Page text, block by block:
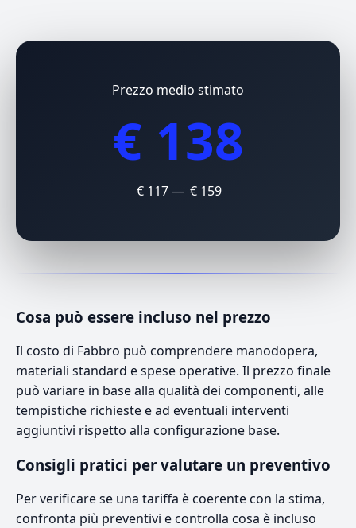
Prezzo medio stimato
€ 138
€ 117 — € 159
Cosa può essere incluso nel prezzo
Il costo di Fabbro può comprendere manodopera,
materiali standard e spese operative. Il prezzo finale
può variare in base alla qualità dei componenti, alle
tempistiche richieste e ad eventuali interventi
aggiuntivi rispetto alla configurazione base.
Consigli pratici per valutare un preventivo
Per verificare se una tariffa è coerente con la stima,
confronta più preventivi e controlla cosa è incluso